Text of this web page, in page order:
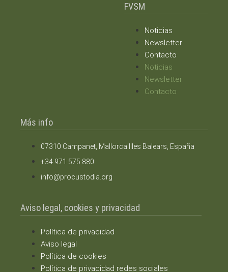
FVSM
Noticias
Newsletter
Contacto
Noticias
Newsletter
Contacto
Más info
07310 Campanet, Mallorca Illes Balears, España
+34 971 575 880
info@procustodia.org
Aviso legal, cookies y privacidad
Política de privacidad
Aviso legal
Política de cookies
Política de privacidad redes sociales